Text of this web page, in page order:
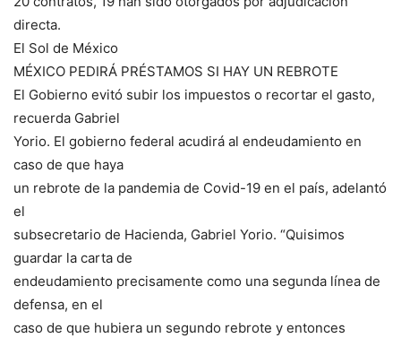
directa.
El Sol de México
MÉXICO PEDIRÁ PRÉSTAMOS SI HAY UN REBROTE
El Gobierno evitó subir los impuestos o recortar el gasto,
recuerda Gabriel
Yorio. El gobierno federal acudirá al endeudamiento en
caso de que haya
un rebrote de la pandemia de Covid-19 en el país, adelantó
el
subsecretario de Hacienda, Gabriel Yorio. “Quisimos
guardar la carta de
endeudamiento precisamente como una segunda línea de
defensa, en el
caso de que hubiera un segundo rebrote y entonces